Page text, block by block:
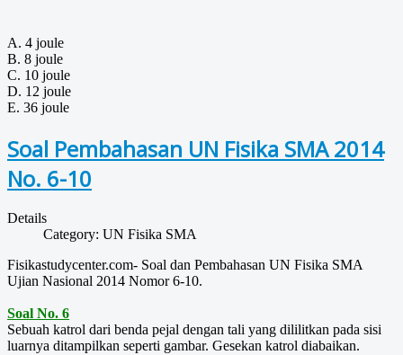
A. 4 joule
B. 8 joule
C. 10 joule
D. 12 joule
E. 36 joule
Soal Pembahasan UN Fisika SMA 2014
No. 6-10
Details
Category: UN Fisika SMA
Fisikastudycenter.com- Soal dan Pembahasan UN Fisika SMA
Ujian Nasional 2014 Nomor 6-10.
Soal No. 6
Sebuah katrol dari benda pejal dengan tali yang dililitkan pada sisi
luarnya ditampilkan seperti gambar. Gesekan katrol diabaikan.